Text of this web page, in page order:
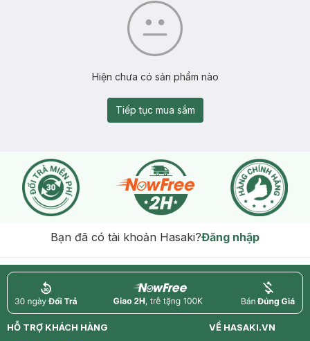
Hiện chưa có sản phẩm nào
Tiếp tục mua sắm
Bạn đã có tài khoản Hasaki?Đăng nhập
return nowfree price
HỖ TRỢ KHÁCH HÀNG
VỀ HASAKI.VN